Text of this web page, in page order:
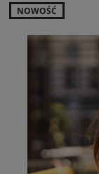
NOWOŚĆ